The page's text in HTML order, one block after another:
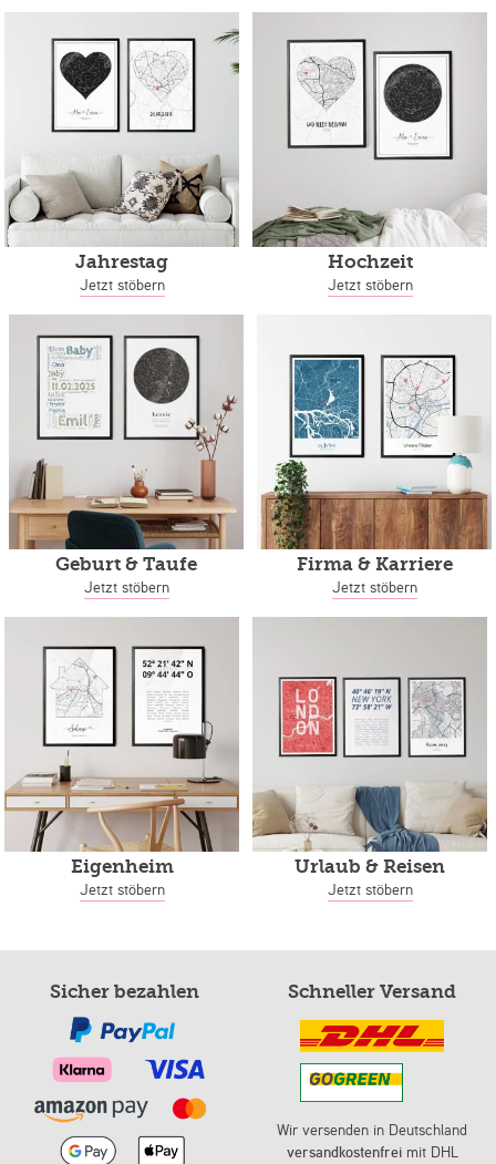
Jahrestag
Jetzt stöbern
Hochzeit
Jetzt stöbern
Geburt & Taufe
Jetzt stöbern
Firma & Karriere
Jetzt stöbern
Eigenheim
Jetzt stöbern
Urlaub & Reisen
Jetzt stöbern
Sicher bezahlen Schneller Versand
Wir versenden in Deutschland
versandkostenfreimit DHL